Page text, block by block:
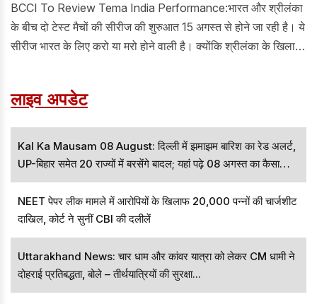
BCCI To Review Tema India Performance:भारत और श्रीलंका
के बीच दो टेस्ट मैचों की सीरीज की शुरुआत 15 अगस्त से होने जा रही है। ये
सीरीज भारत के लिए करो या मरो होने वाली है। क्योंकि श्रीलंका के खिलाफ
आरोप लगे हैं। गौतम गंभीर के लिए चिंता की बात ये है कि उन
लाइव अपडेट
Kal Ka Mausam 08 August: दिल्ली में झमाझम बारिश का रेड अलर्ट,
UP-बिहार समेत 20 राज्यों में बरसेंगे बादल; यहां पढ़े 08 अगस्त का कैसा
रहेगा मौसम
NEET पेपर लीक मामले में आरोपियों के खिलाफ 20,000 पन्नों की चार्जशीट
दाखिल, कोर्ट ने सुनीं CBI की दलीलें
Uttarakhand News: चार धाम और कांवर यात्रा को लेकर CM धामी ने
दोहराई प्रतिबद्धता, बोले – तीर्थयात्रियों की सुरक्षा...